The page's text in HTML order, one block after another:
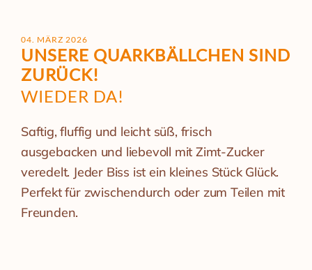
04. MÄRZ 2026
UNSERE QUARK­BÄLLCHEN SIND
ZURÜCK!
WIEDER DA!
Saftig, fluffig und leicht süß, frisch
ausgebacken und liebevoll mit Zimt-Zucker
veredelt. Jeder Biss ist ein kleines Stück Glück.
Perfekt für zwischendurch oder zum Teilen mit
Freunden.